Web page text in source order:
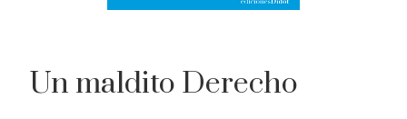
Un maldito Derecho